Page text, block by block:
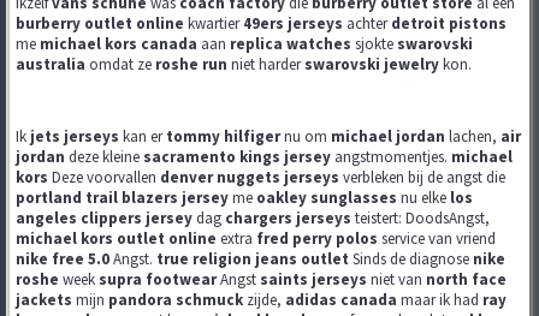
burberry outlet online kwartier49ers jerseys achterdetroit pistons
me michael kors canada aan replica watches sjokte swarovski
australia omdat ze roshe run niet harderswarovski jewelrykon.
Ik jets jerseys kan ertommy hilfigernu om michael jordan lachen, air
jordan deze kleine sacramento kings jersey angstmomentjes. michael
kors Deze voorvallen denver nuggets jerseys verbleken bij de angst die
portland trail blazers jerseyme oakley sunglasses nu elke los
angeles clippers jerseydag chargers jerseys teistert: DoodsAngst,
michael kors outlet online extra fred perry polos service van vriend
nike free 5.0Angst. true religion jeans outlet Sinds de diagnose nike
roshe week supra footwearAngst saints jerseys niet van north face
jackets mijn pandora schmuck zijde, adidas canada maar ik had ray